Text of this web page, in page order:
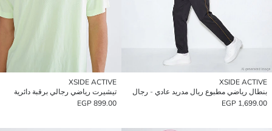
XSIDE ACTIVE
بنطال رياضي مطبوع ريال مدريد عادي - رجال
1,699.00 EGP
XSIDE ACTIVE
تيشيرت رياضي رجالي برقبة دائرية
899.00 EGP